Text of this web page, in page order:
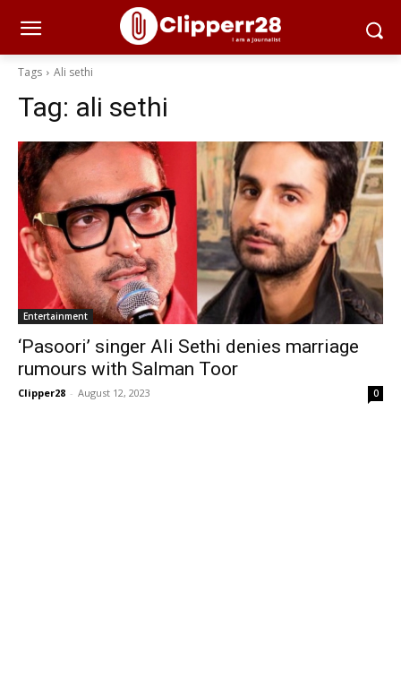
Tags Ali sethi
Tag: ali sethi
Entertainment
‘Pasoori’ singer Ali Sethi denies marriage
rumours with Salman Toor
Clipper28 - August 12, 2023 0